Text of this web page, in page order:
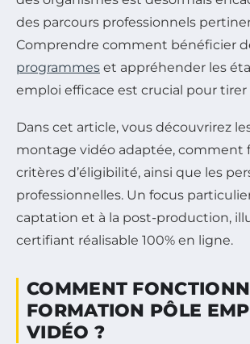
des parcours professionnels
Comprendre comment bénéficier
programmes et appréhender les
emploi efficace est crucial pour
Dans cet article, vous découvrirez
montage vidéo adaptée, comment
critères d’éligibilité, ainsi que les
professionnelles. Un focus
captation et à la post-production,
certifiant réalisable 100% en ligne.
COMMENT
FORMATION PÔLE
VIDÉO ?